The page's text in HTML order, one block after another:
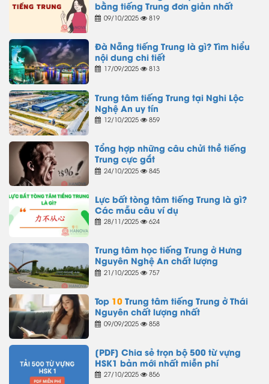
bằng tiếng Trung đơn giản nhất
09/10/2025 819
Đà Nẵng tiếng Trung là gì? Tìm hiểu
nội dung chi tiết
17/09/2025 813
Trung tâm tiếng Trung tại Nghi Lộc
Nghệ An uy tín
12/10/2025 859
Tổng hợp những câu chửi thề tiếng
Trung cực gắt
24/10/2025 845
Lực bất tòng tâm tiếng Trung là gì?
Các mẫu câu ví dụ
28/11/2025 624
Trung tâm học tiếng Trung ở Hưng
Nguyên Nghệ An chất lượng
21/10/2025 757
Top 10Trung tâm tiếng Trung ở Thái
Nguyên chất lượng nhất
09/09/2025 858
[PDF] Chia sẻ trọn bộ 500 từ vựng
HSK1 bản mới nhất miễn phí
27/10/2025 856